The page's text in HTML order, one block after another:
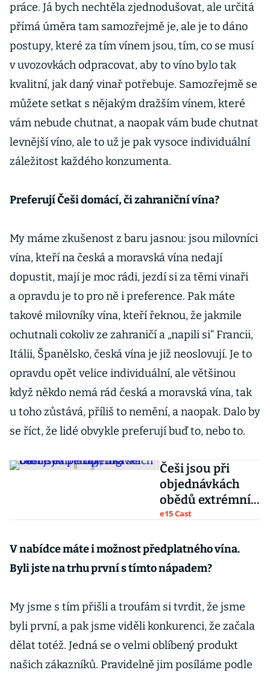
práce. Já bych nechtěla zjednodušovat, ale určitá
přímá úměra tam samozřejmě je, ale je to dáno
postupy, které za tím vínem jsou, tím, co se musí
v uvozovkách odpracovat, aby to víno bylo tak
kvalitní, jak daný vinař potřebuje. Samozřejmě se
můžete setkat s nějakým dražším vínem, které
vám nebude chutnat, a naopak vám bude chutnat
levnější víno, ale to už je pak vysoce individuální
záležitost každého konzumenta.
Preferují Češi domácí, či zahraniční vína?
My máme zkušenost z baru jasnou: jsou milovníci
vína, kteří na česká a moravská vína nedají
dopustit, mají je moc rádi, jezdí si za těmi vinaři
a opravdu je to pro ně i preference. Pak máte
takové milovníky vína, kteří řeknou, že jakmile
ochutnali cokoliv ze zahraničí a „napili si“ Francii,
Itálii, Španělsko, česká vína je již neoslovují. Je to
opravdu opět velice individuální, ale většinou
když někdo nemá rád česká a moravská vína, tak
u toho zůstává, příliš to nemění, a naopak. Dalo by
se říct, že lidé obvykle preferují buď to, nebo to.
Češi jsou při
objednávkách
obědů extrémní,
říká šéf Dáme
e15 Cast
V nabídce máte i možnost předplatného vína.
Byli jste na trhu první s tímto nápadem?
My jsme s tím přišli a troufám si tvrdit, že jsme
byli první, a pak jsme viděli konkurenci, že začala
dělat totéž. Jedná se o velmi oblíbený produkt
našich zákazníků. Pravidelně jim posíláme podle